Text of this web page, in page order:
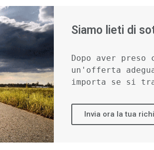
Siamo lieti di
Dopo aver
un'offerta
importa se si
Invia ora la tua